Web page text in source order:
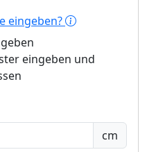
eingeben?
eingeben und
cm